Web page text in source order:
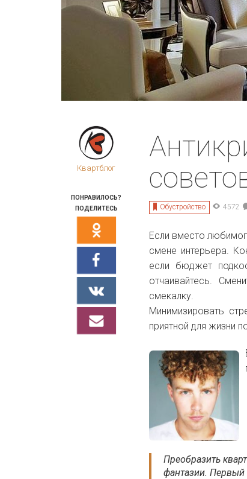
Квартблог
ПОНРАВИЛОСЬ?
ПОДЕЛИТЕСЬ
Обустройство 4572
Если вместо
смене интерьера.
если бюджет
отчаивайтесь.
смекалку.
Минимизировать
приятной для жизни
Преобразить
фантазии. Первый